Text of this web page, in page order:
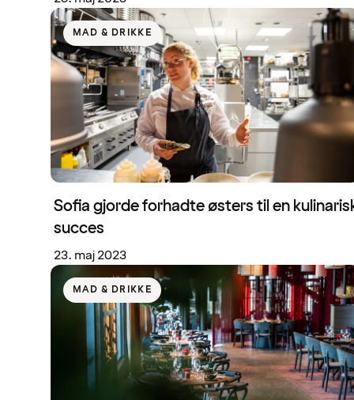
MAD & DRIKKE
Sofia gjorde forhadte østers til en
succes
23. maj 2023
MAD & DRIKKE